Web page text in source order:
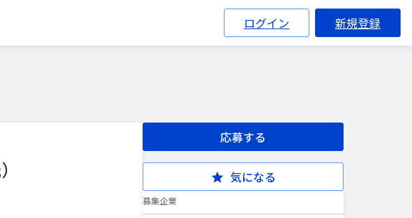
ログイン 新規登録
応募する
気になる
募集企業